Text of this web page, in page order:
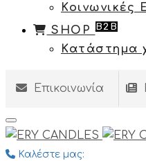
Κοινωνικές
SHOPB2B
Κατάστημα
Επικοινωνία
Καλέστε μας: